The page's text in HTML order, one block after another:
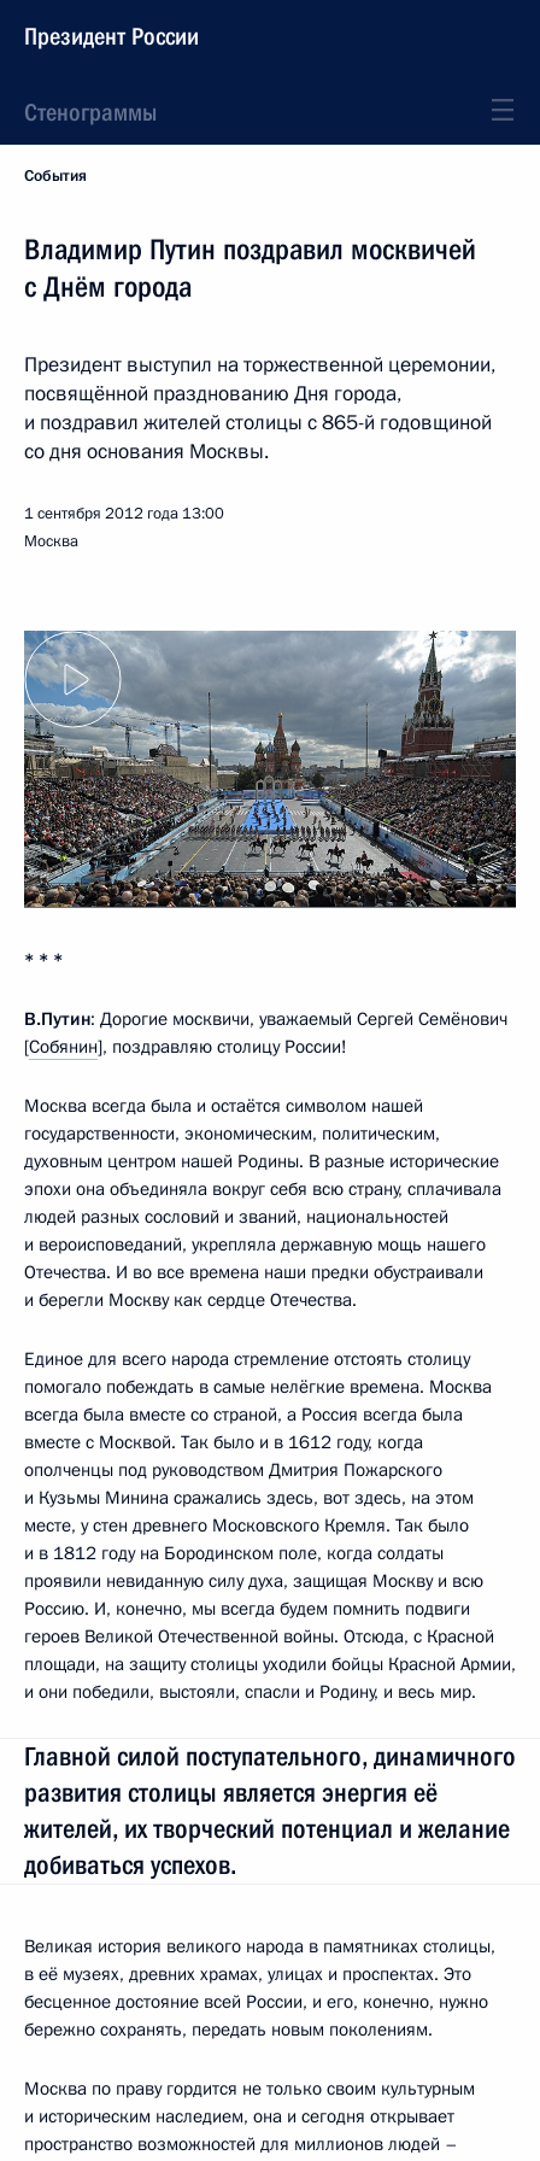
Президент России
Стенограммы
События
Владимир Путин поздравил москвичей
с Днём города
Президент выступил на торжественной церемонии,
посвящённой празднованию Дня города,
и поздравил жителей столицы с 865-й годовщиной
со дня основания Москвы.
1 сентября 2012 года 13:00
Москва
* * *
В.Путин: Дорогие москвичи, уважаемый Сергей Семёнович
[Собянин], поздравляю столицу России!
Москва всегда была и остаётся символом нашей
государственности, экономическим, политическим,
духовным центром нашей Родины. В разные исторические
эпохи она объединяла вокруг себя всю страну, сплачивала
людей разных сословий и званий, национальностей
и вероисповеданий, укрепляла державную мощь нашего
Отечества. И во все времена наши предки обустраивали
и берегли Москву как сердце Отечества.
Единое для всего народа стремление отстоять столицу
помогало побеждать в самые нелёгкие времена. Москва
всегда была вместе со страной, а Россия всегда была
вместе с Москвой. Так было и в 1612 году, когда
ополченцы под руководством Дмитрия Пожарского
и Кузьмы Минина сражались здесь, вот здесь, на этом
месте, у стен древнего Московского Кремля. Так было
и в 1812 году на Бородинском поле, когда солдаты
проявили невиданную силу духа, защищая Москву и всю
Россию. И, конечно, мы всегда будем помнить подвиги
героев Великой Отечественной войны. Отсюда, с Красной
площади, на защиту столицы уходили бойцы Красной Армии,
и они победили, выстояли, спасли и Родину, и весь мир.
Главной силой поступательного, динамичного
развития столицы является энергия её
жителей, их творческий потенциал и желание
добиваться успехов.
Великая история великого народа в памятниках столицы,
в её музеях, древних храмах, улицах и проспектах. Это
бесценное достояние всей России, и его, конечно, нужно
бережно сохранять, передать новым поколениям.
Москва по праву гордится не только своим культурным
и историческим наследием, она и сегодня открывает
пространство возможностей для миллионов людей –